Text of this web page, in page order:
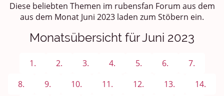
Smalltalk
Persönliches
Treffen und Stammtische
Ü100 Party - Fanecke
Diese beliebten Themen im rubensfan Forum aus dem
aus dem Monat Juni 2023 laden zum Stöbern ein.
Monatsübersicht für Juni 2023
1. 2. 3. 4. 5. 6.
7.
8.
9. 10. 11. 12. 13.
14.